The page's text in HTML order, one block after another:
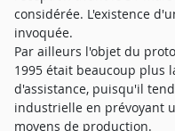
considérée. L'existence
invoquée.
Par ailleurs l'objet du
1995 était beaucoup plus
d'assistance, puisqu'il
industrielle en prévoyant
moyens de production.